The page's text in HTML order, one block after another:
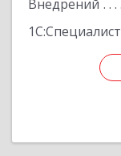
Внедрений
1С:Специалист